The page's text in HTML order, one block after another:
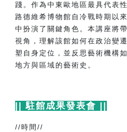
踐。作為中東歐地區最具代表
路德維希博物館自冷戰時期以
中扮演了關鍵角色。本講座將
視角，理解該館如何在政治變
塑自身定位，並反思藝術機構
地方與區域的藝術史。
||駐館成果發表會
//時間 //